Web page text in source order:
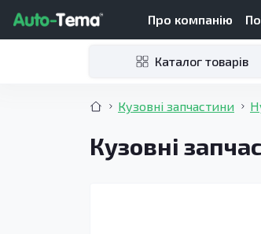
Про компанію
Каталог товарів
Кузовні запчастини
Кузовні